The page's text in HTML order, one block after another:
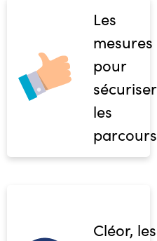
Les
mesures
pour
sécuriser
les
parcours
Cléor, les